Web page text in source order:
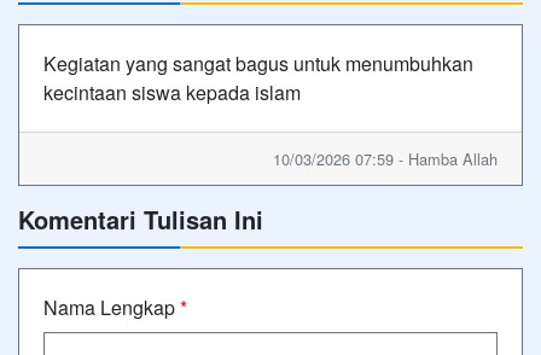
Kegiatan yang sangat bagus untuk menumbuhkan
kecintaan siswa kepada islam
10/03/2026 07:59 - Hamba Allah
Komentari Tulisan Ini
Nama Lengkap*